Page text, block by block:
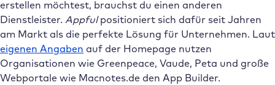
erstellen möchtest, brauchst du einen anderen
Dienstleister. Appfulpositioniert sich dafür seit Jahren
am Markt als die perfekte Lösung für Unternehmen. Laut
eigenen Angaben auf der Homepage nutzen
Organisationen wie Greenpeace, Vaude, Peta und große
Webportale wie Macnotes.de den App Builder.